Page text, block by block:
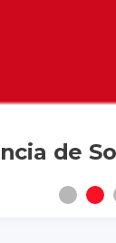
de